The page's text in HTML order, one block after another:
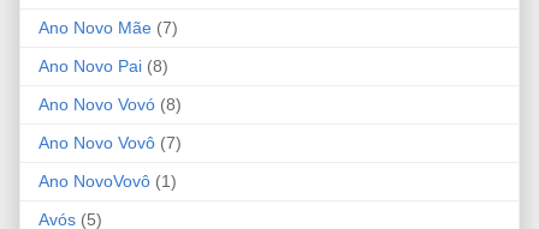
Ano Novo Mãe (7)
Ano Novo Pai (8)
Ano Novo Vovó (8)
Ano Novo Vovô (7)
Ano NovoVovô (1)
Avós (5)